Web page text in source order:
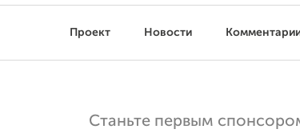
Проект Новости
Станьте первым